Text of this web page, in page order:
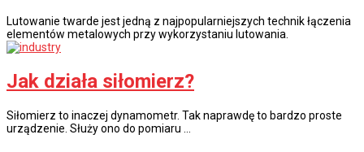
Lutowanie twarde jest jedną z najpopularniejszych technik łączenia
elementów metalowych przy wykorzystaniu lutowania.
Jak działa siłomierz?
Siłomierz to inaczej dynamometr. Tak naprawdę to bardzo proste
urządzenie. Służy ono do pomiaru …